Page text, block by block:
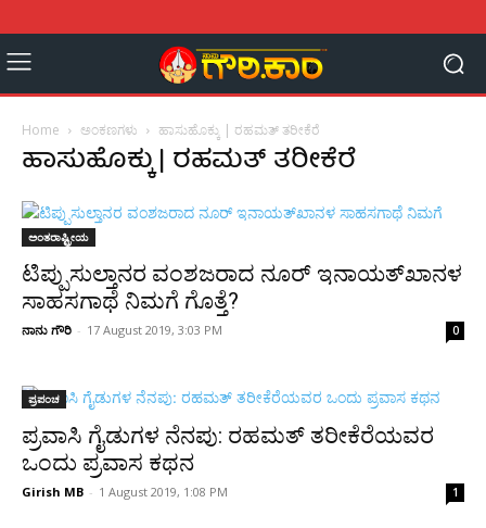
Home ಅಂಕಣಗಳು ಹಾಸುಹೊಕ್ಕು | ರಹಮತ್ ತರೀಕೆರೆ
ಹಾಸುಹೊಕ್ಕು | ರಹಮತ್ ತರೀಕೆರೆ
ಅಂತರಾಷ್ಟ್ರೀಯ
ಟಿಪ್ಪುಸುಲ್ತಾನರ ವಂಶಜರಾದ ನೂರ್ ಇನಾಯತ್‍ಖಾನಳ
ಸಾಹಸಗಾಥೆ ನಿಮಗೆ ಗೊತ್ತೆ?
ನಾನು ಗೌರಿ - 17 August 2019, 3:03 PM 0
ಪ್ರಪಂಚ
ಪ್ರವಾಸಿ ಗೈಡುಗಳ ನೆನಪು: ರಹಮತ್ ತರೀಕೆರೆಯವರ
ಒಂದು ಪ್ರವಾಸ ಕಥನ
Girish MB - 1 August 2019, 1:08 PM 1